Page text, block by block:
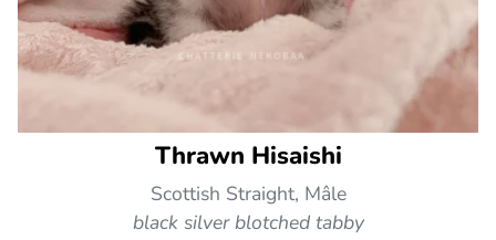
Thrawn Hisaishi
Scottish Straight, Mâle
black silver blotched tabby